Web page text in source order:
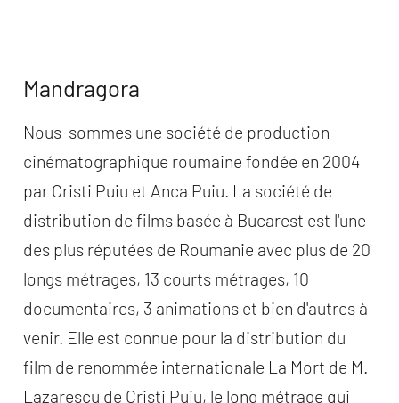
Mandragora
Nous-sommes une société de production
cinématographique roumaine fondée en 2004
par Cristi Puiu et Anca Puiu. La société de
distribution de films basée à Bucarest est l'une
des plus réputées de Roumanie avec plus de 20
longs métrages, 13 courts métrages, 10
documentaires, 3 animations et bien d'autres à
venir. Elle est connue pour la distribution du
film de renommée internationale La Mort de M.
Lazarescu de Cristi Puiu, le long métrage qui